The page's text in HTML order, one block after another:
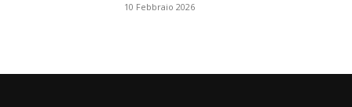
10 Febbraio 2026